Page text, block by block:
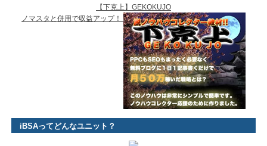
【下克上】GEKOKUJO
ノマスタと併用で収益アップ！
iBSAってどんなユニット？